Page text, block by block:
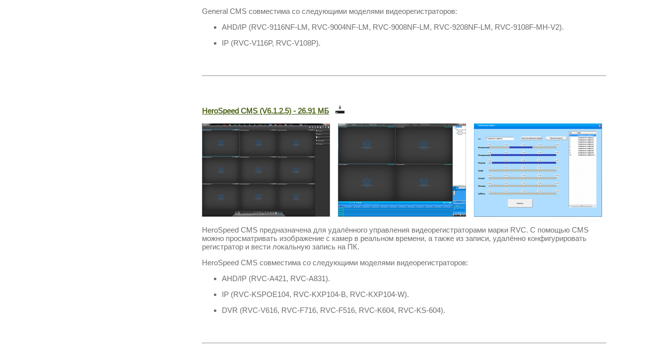
General CMS совместима со следующими моделями видеорегистраторов:
AHD/IP (RVC-9116NF-LM, RVC-9004NF-LM, RVC-9008NF-LM, RVC-9208NF-LM, RVC-9108F-MH-V2).
IP (RVC-V116P, RVC-V108P).
HeroSpeed CMS (V6.1.2.5) - 26.91 МБ
HeroSpeed CMS предназначена для удалённого управления видеорегистраторами марки RVC. С помощью CMS
можно просматривать изображение с камер в реальном времени, а также из записи, удалённо конфигурировать
регистратор и вести локальную запись на ПК.
HeroSpeed CMS совместима со следующими моделями видеорегистраторов:
AHD/IP (RVC-A421, RVC-A831).
IP (RVC-KSPOE104, RVC-KXP104-B, RVC-KXP104-W).
DVR (RVC-V616, RVC-F716, RVC-F516, RVC-K604, RVC-KS-604).